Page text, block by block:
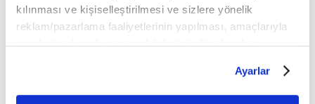
kılınması ve kişiselleştirilmesi ve sizlere yönelik
reklam/pazarlama faaliyetlerinin yapılması, amaçlarıyla
sınırlı olarak açık rızanız dahilinde kullanılacaktır.
belirleyebilirsiniz. Çerezlere ilişkin detaylı bilgi için
Ayarlar butonuna tıklayabilir,Çerez Bilgilendirme
Ayarlar